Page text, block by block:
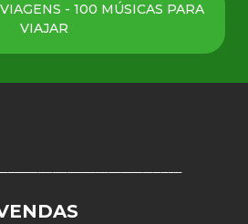
- 100 MÚSICAS PARA
VIAJAR